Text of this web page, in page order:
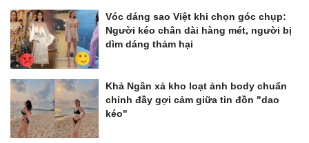
Vóc dáng sao Việt khi chọn góc chụp:
Người kéo chân dài hàng mét, người bị
dìm dáng thảm hại
Khả Ngân xả kho loạt ảnh body chuẩn
chỉnh đầy gợi cảm giữa tin đồn "dao
kéo"